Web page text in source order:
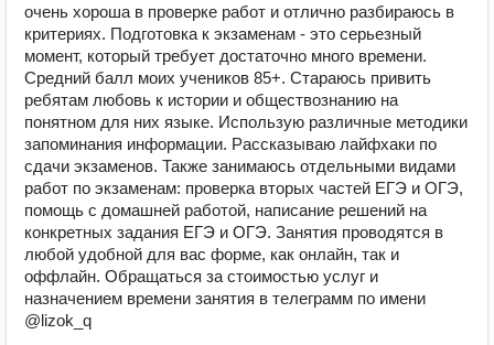
очень хороша в проверке работ и отлично разбираюсь в
критериях. Подготовка к экзаменам - это серьезный
момент, который требует достаточно много времени.
Средний балл моих учеников 85+. Стараюсь привить
ребятам любовь к истории и обществознанию на
понятном для них языке. Использую различные методики
запоминания информации. Рассказываю лайфхаки по
сдачи экзаменов. Также занимаюсь отдельными видами
работ по экзаменам: проверка вторых частей ЕГЭ и ОГЭ,
помощь с домашней работой, написание решений на
конкретных задания ЕГЭ и ОГЭ. Занятия проводятся в
любой удобной для вас форме, как онлайн, так и
оффлайн. Обращаться за стоимостью услуг и
назначением времени занятия в телеграмм по имени
@lizok_q